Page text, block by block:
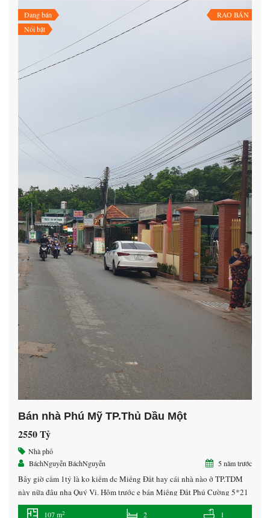
Đang bán
Nổi bật
RAO BÁN
Bán nhà Phú Mỹ TP.Thủ Dầu Một
2550 Tỷ
Nhà phố
BáchNguyễn BáchNguyễn
5 năm trước
Bây giờ cầm 1tỷ là ko kiếm dc Miếng Đất hay cái nhà nào ở TP.TDM
này nữa đâu nha Quý Vị. Hôm trước e bán Miếng Đất Phú Cường 5*21
mà giá đã 2tỷ rồi nha Quý vị… Hôm nay e giới thiệu Quý Vị Căn nhà
107 m2 2 1